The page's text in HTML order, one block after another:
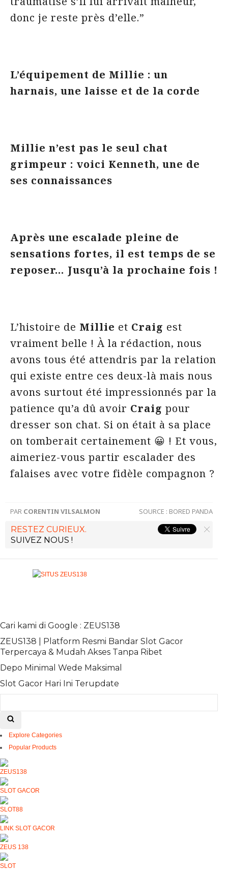
donc je reste près d’elle.”
L’équipement de Millie : un
harnais, une laisse et de la corde
Millie n’est pas le seul chat
grimpeur : voici Kenneth, une de
ses connaissances
Après une escalade pleine de
sensations fortes, il est temps de se
reposer… Jusqu’à la prochaine fois !
L’histoire de Millie et Craig est
vraiment belle ! À la rédaction, nous
avons tous été attendris par la relation
qui existe entre ces deux-là mais nous
avons surtout été impressionnés par la
patience qu’a dû avoir Craig pour
dresser son chat. Si on était à sa place
on tomberait certainement 😀 ! Et vous,
aimeriez-vous partir escalader des
falaises avec votre fidèle compagnon ?
SOURCE : BORED PANDA
PAR CORENTIN VILSALMON
RESTEZ CURIEUX.
SUIVEZ NOUS !
Cari kami di Google : ZEUS138
ZEUS138 | Platform Resmi Bandar Slot Gacor
Terpercaya & Mudah Akses Tanpa Ribet
Depo Minimal Wede Maksimal
Slot Gacor Hari Ini Terupdate
Explore Categories
Popular Products
ZEUS138
SLOT GACOR
SLOT88
LINK SLOT GACOR
ZEUS 138
SLOT